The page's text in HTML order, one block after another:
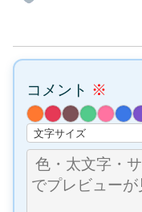
コメント ※